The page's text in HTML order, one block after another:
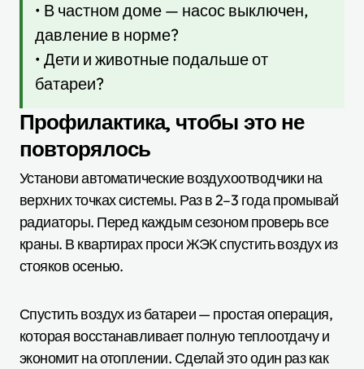
• В частном доме — насос выключен,
давление в норме?
• Дети и животные подальше от
батареи?
Профилактика, чтобы это не
повторялось
Установи автоматические воздухоотводчики на
верхних точках системы. Раз в 2–3 года промывай
радиаторы. Перед каждым сезоном проверь все
краны. В квартирах проси ЖЭК спустить воздух из
стояков осенью.
Спустить воздух из батареи — простая операция,
которая восстанавливает полную теплоотдачу и
экономит на отоплении. Сделай это один раз как